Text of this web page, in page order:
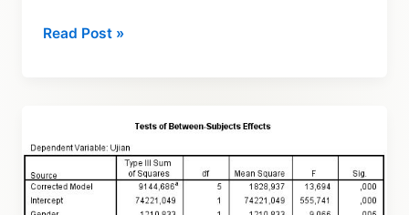
Tutorial
dalam
SPSS
Read Post »